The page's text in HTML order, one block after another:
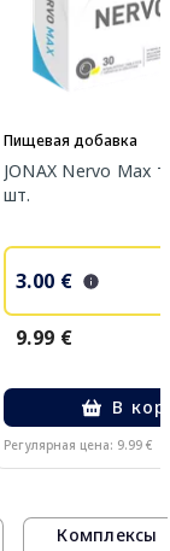
Пищевая добавка
JONAX Nervo Max
шт.
3.00 €
9.99 €
В
Регулярная цена: 9.99 €
Комплексы